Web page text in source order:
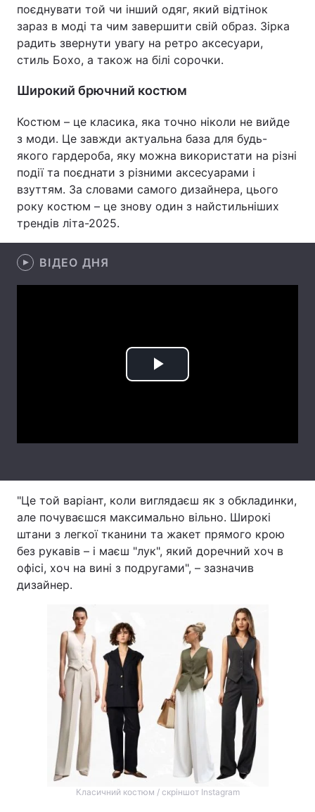
Екологія Регіони
Лонгріди
Відео з Youtube Статті
Інтерв'ю Думки
Архів Вакансії
Контакти
Послуги
поєднувати той чи інший одяг, який відтінок
зараз в моді та чим завершити свій образ. Зірка
радить звернути увагу на ретро аксесуари,
стиль Бохо, а також на білі сорочки.
Широкий брючний костюм
Костюм – це класика, яка точно ніколи не вийде
з моди. Це завжди актуальна база для будь-
якого гардероба, яку можна використати на різні
події та поєднати з різними аксесуарами і
взуттям. За словами самого дизайнера, цього
року костюм – це знову один з найстильніших
трендів літа-2025.
ВІДЕО ДНЯ
Play
"Це той варіант, коли виглядаєш як з обкладинки,
але почуваєшся максимально вільно. Широкі
штани з легкої тканини та жакет прямого крою
без рукавів – і маєш "лук", який доречний хоч в
офісі, хоч на вині з подругами", – зазначив
дизайнер.
Класичний костюм / скріншот Instagram